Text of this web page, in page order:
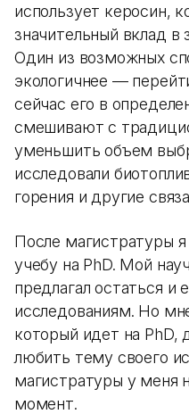
использует керосин,
значительный вклад в
Один из возможных
экологичнее —
сейчас его в
смешивают с
уменьшить объем
исследовали
горения и другие
После магистратуры
учебу на PhD. Мой
предлагал остаться и
исследованиям. Но
который идет на
любить тему своего
магистратуры у меня
момент.